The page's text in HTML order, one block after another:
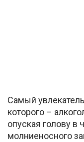
Самый
которого –
опуская голову
молниеносного